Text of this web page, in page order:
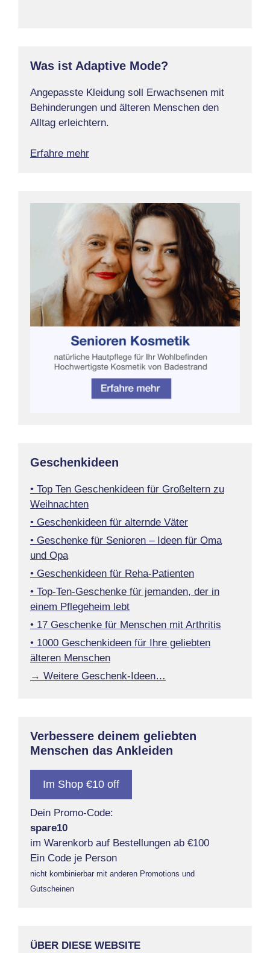
Was ist Adaptive Mode?
Angepasste Kleidung soll Erwachsenen mit
Behinderungen und älteren Menschen den
Alltag erleichtern.
Erfahre mehr
Geschenkideen
• Top Ten Geschenkideen für Großeltern zu
Weihnachten
• Geschenkideen für alternde Väter
• Geschenke für Senioren – Ideen für Oma
und Opa
• Geschenkideen für Reha-Patienten
• Top-Ten-Geschenke für jemanden, der in
einem Pflegeheim lebt
• 17 Geschenke für Menschen mit Arthritis
• 1000 Geschenkideen für Ihre geliebten
älteren Menschen
→ Weitere Geschenk-Ideen…
Verbessere deinem geliebten
Menschen das Ankleiden
Im Shop €10 off
Dein Promo-Code:
spare10
im Warenkorb auf Bestellungen ab €100
Ein Code je Person
nicht kombinierbar mit anderen Promotions und
Gutscheinen
ÜBER DIESE WEBSITE